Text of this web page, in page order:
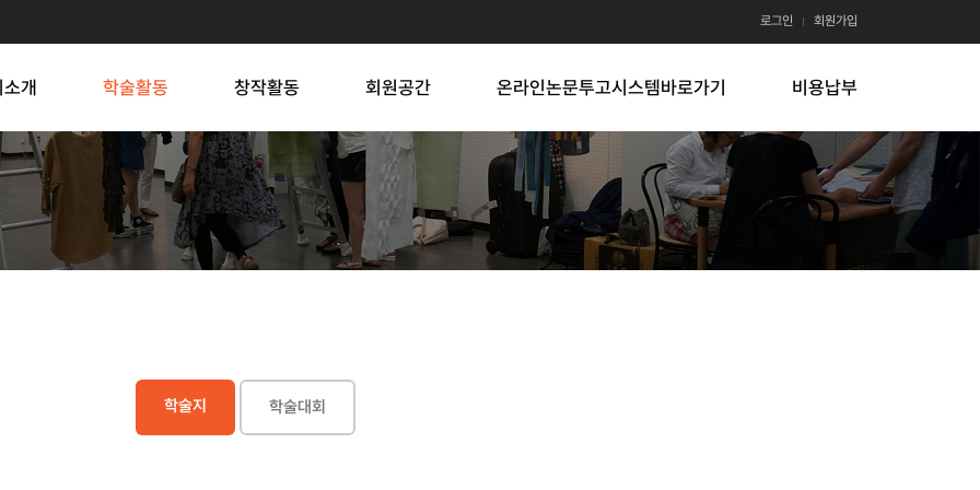
로그인 회원가입
개 학술활동 창작활동 회원공간 온라인논문투고시스템바로가기 비용납부
학술지 학술대회